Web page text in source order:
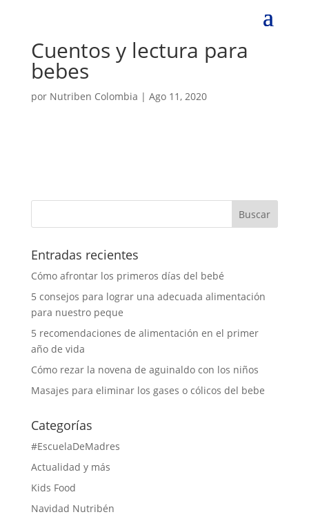
Cuentos y lectura para
bebes
por Nutriben Colombia | Ago 11, 2020
Entradas recientes
Cómo afrontar los primeros días del bebé
5 consejos para lograr una adecuada alimentación
para nuestro peque
5 recomendaciones de alimentación en el primer
año de vida
Cómo rezar la novena de aguinaldo con los niños
Masajes para eliminar los gases o cólicos del bebe
Categorías
#EscuelaDeMadres
Actualidad y más
Kids Food
Navidad Nutribén